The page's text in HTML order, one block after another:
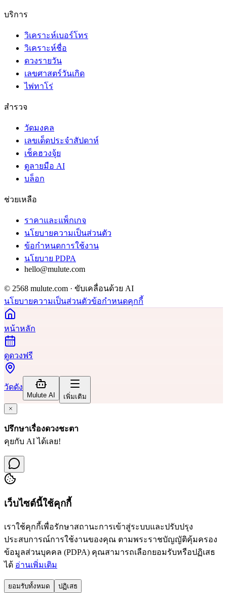
บริการ
วิเคราะห์เบอร์โทร
วิเคราะห์ชื่อ
ดวงรายวัน
เลขศาสตร์วันเกิด
ไพ่ทาโร่
สำรวจ
วัดมงคล
เลขเด็ดประจำสัปดาห์
เช็คฮวงจุ้ย
ดูลายมือ AI
บล็อก
ช่วยเหลือ
ราคาและแพ็กเกจ
นโยบายความเป็นส่วนตัว
ข้อกำหนดการใช้งาน
นโยบาย PDPA
hello@mulute.com
© 2568 mulute.com · ขับเคลื่อนด้วย AI
นโยบายความเป็นส่วนตัวข้อกำหนดคุกกี้
หน้าหลัก
ดูดวงฟรี
วัดดัง
Mulute AI เพิ่มเติม
ปรึกษาเรื่องดวงชะตา
คุยกับ AI ได้เลย!
เว็บไซต์นี้ใช้คุกกี้
เราใช้คุกกี้เพื่อรักษาสถานะการเข้าสู่ระบบและปรับปรุง
ประสบการณ์การใช้งานของคุณ ตามพระราชบัญญัติคุ้มครอง
ข้อมูลส่วนบุคคล (PDPA) คุณสามารถเลือกยอมรับหรือปฏิเสธ
ได้ อ่านเพิ่มเติม
ยอมรับทั้งหมด ปฏิเสธ